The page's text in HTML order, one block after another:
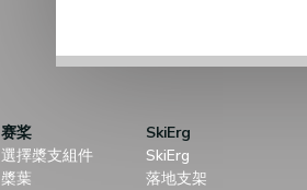
赛桨
選擇槳支組件
槳葉
SkiErg
SkiErg
落地支架